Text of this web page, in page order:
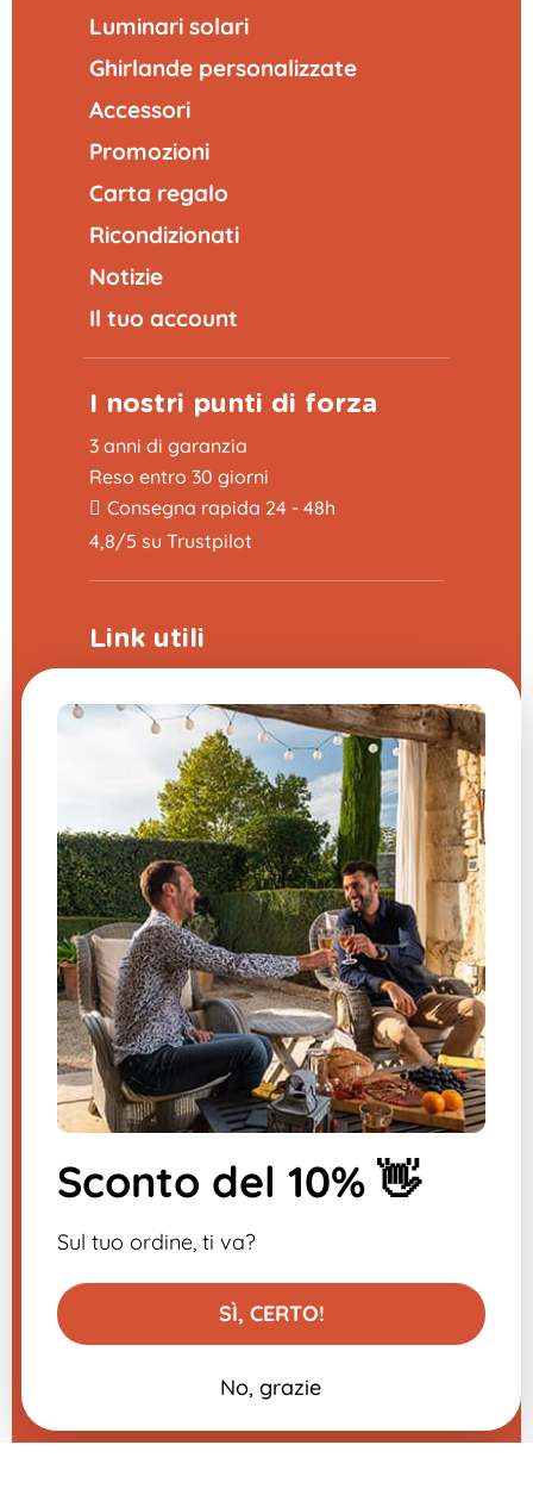
Aggiungi al carrello
Luminari solari
Ghirlande personalizzate
Accessori
Promozioni
Carta regalo
Ricondizionati
Notizie
Il tuo account
I nostri punti di forza
3 anni di garanzia
Reso entro 30 giorni
Consegna rapida 24 - 48h
4,8/5 su Trustpilot
Link utili
La fiera delle domande frequenti
Note legali
Contattaci
Impostazioni cookie
Hai una domanda su uno dei
nostri prodotti?
Inviateci un messaggio, vi risponderemo
al più presto.
​
Iscriviti alla newsletter
Sconto del 10% 👋
Sul tuo ordine, ti va?
No, grazie
SÌ, CERTO!